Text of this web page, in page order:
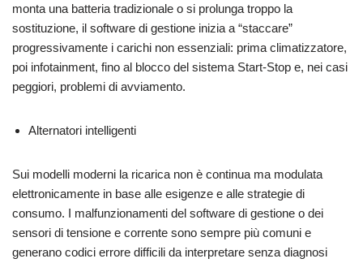
monta una batteria tradizionale o si prolunga troppo la
sostituzione, il software di gestione inizia a “staccare”
progressivamente i carichi non essenziali: prima climatizzatore,
poi infotainment, fino al blocco del sistema Start-Stop e, nei casi
peggiori, problemi di avviamento.
Alternatori intelligenti
Sui modelli moderni la ricarica non è continua ma modulata
elettronicamente in base alle esigenze e alle strategie di
consumo. I malfunzionamenti del software di gestione o dei
sensori di tensione e corrente sono sempre più comuni e
generano codici errore difficili da interpretare senza diagnosi